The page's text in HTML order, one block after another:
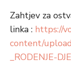
Zahtjev za
linka : https://
content/
_RODENJE-